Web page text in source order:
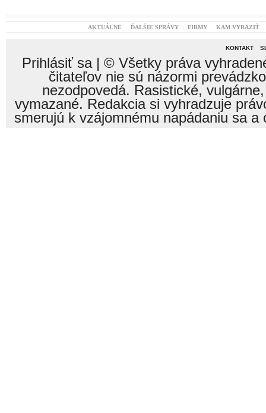
AKTUÁLNE ĎALŠIE SPRÁVY FIRMY KAM VYRAZIŤ
KONTAKT
Prihlásiť sa| © Všetky práva
čitateľov nie sú názormi
nezodpovedá. Rasistické,
vymazané. Redakcia si vyhradzuje
smerujú k vzájomnému napádaniu sa